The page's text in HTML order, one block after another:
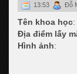
13:53 Đỗ
Tên khoa học
Địa điểm lấy
Hình ảnh: